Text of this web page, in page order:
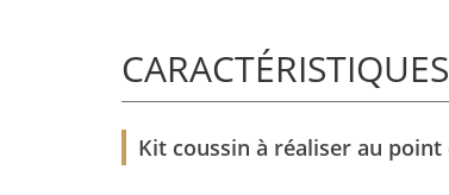
Kit coussin à réaliser au